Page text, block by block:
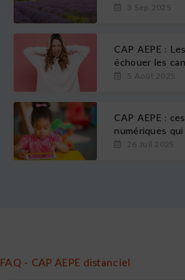
3 Sep 2025
CAP AEPE :
échouer les
5 Août 2025
CAP AEPE :
numériques
26 Juil 2025
FAQ - CAP AEPE distanciel